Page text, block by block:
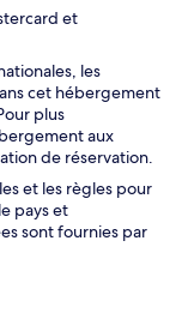
et
les
cet hébergement
plus
aux
de réservation.
et les règles pour
pays et
sont fournies par